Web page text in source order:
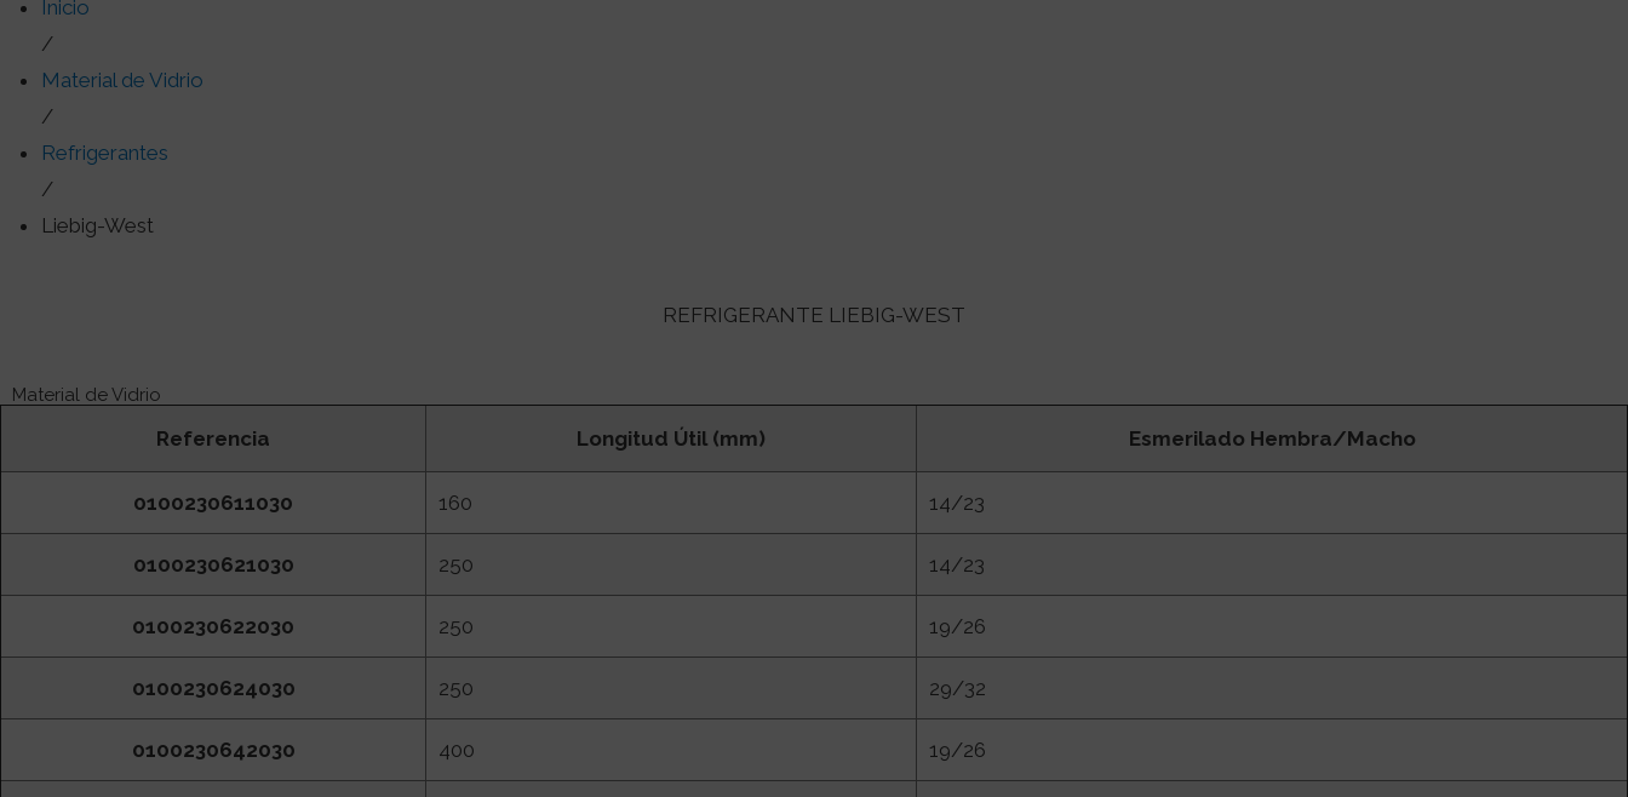
Inicio
/
Material de Vidrio
/
Refrigerantes
/
Liebig-West
REFRIGERANTE LIEBIG-WEST
Material de Vidrio
Referencia Longitud Útil (mm) Esmerilado Hembra/Macho
0100230611030 160 14/23
0100230621030 250 14/23
0100230622030 250 19/26
0100230624030 250 29/32
0100230642030 400 19/26